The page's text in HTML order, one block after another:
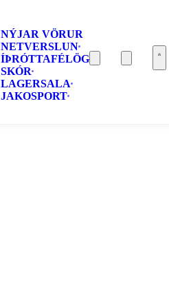
NÝJAR VÖRUR
NETVERSLUN
ÍÞRÓTTAFÉLÖG
SKÓR
LAGERSALA
JAKOSPORT